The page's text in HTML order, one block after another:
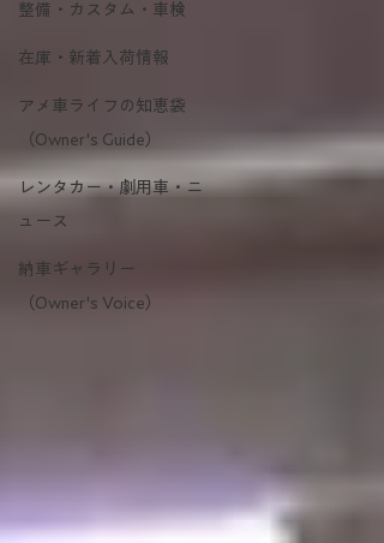
整備・カスタム・車検
在庫・新着入荷情報
アメ車ライフの知恵袋
（Owner's Guide）
レンタカー・劇用車・ニ
ュース
納車ギャラリー
（Owner's Voice）